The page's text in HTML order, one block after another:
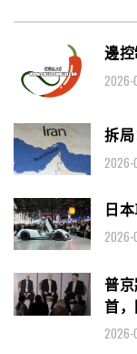
邊
2026-
拆
2026-
日
2026-
普
首
2026-